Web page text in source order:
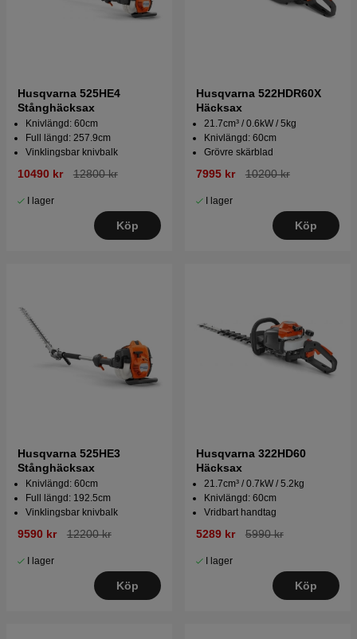
Husqvarna 525HE4
Stånghäcksax
Knivlängd: 60cm
Full längd: 257.9cm
Vinklingsbar knivbalk
10490 kr 12800 kr
I lager
Köp
Husqvarna 522HDR60X
Häcksax
21.7cm³ / 0.6kW / 5kg
Knivlängd: 60cm
Grövre skärblad
7995 kr 10200 kr
I lager
Köp
Husqvarna 525HE3
Stånghäcksax
Knivlängd: 60cm
Full längd: 192.5cm
Vinklingsbar knivbalk
9590 kr 12200 kr
I lager
Köp
Husqvarna 322HD60
Häcksax
21.7cm³ / 0.7kW / 5.2kg
Knivlängd: 60cm
Vridbart handtag
5289 kr 5990 kr
I lager
Köp